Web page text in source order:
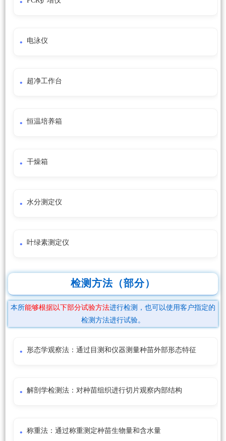
电泳仪
超净工作台
恒温培养箱
干燥箱
水分测定仪
叶绿素测定仪
检测方法（部分）
本所能够根据以下部分试验方法进行检测，也可以使用客户指定的
检测方法进行试验。
形态学观察法：通过目测和仪器测量种苗外部形态特征
解剖学检测法：对种苗组织进行切片观察内部结构
称重法：通过称重测定种苗生物量和含水量